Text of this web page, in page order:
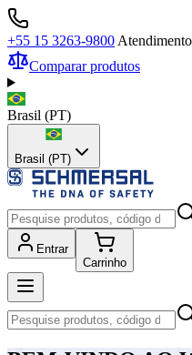
+55 15 3263-9800
Comparar produtos
Brasil (PT)
Brasil (PT)
Entrar
Carrinho